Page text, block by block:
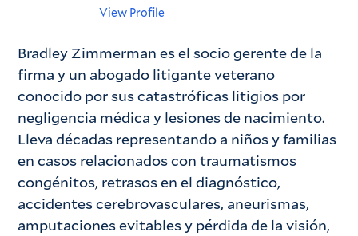
View Profile
Bradley Zimmerman es el socio gerente de la
firma y un abogado litigante veterano
conocido por sus catastróficas litigios por
negligencia médica y lesiones de nacimiento.
Lleva décadas representando a niños y familias
en casos relacionados con traumatismos
congénitos, retrasos en el diagnóstico,
accidentes cerebrovasculares, aneurismas,
amputaciones evitables y pérdida de la visión,